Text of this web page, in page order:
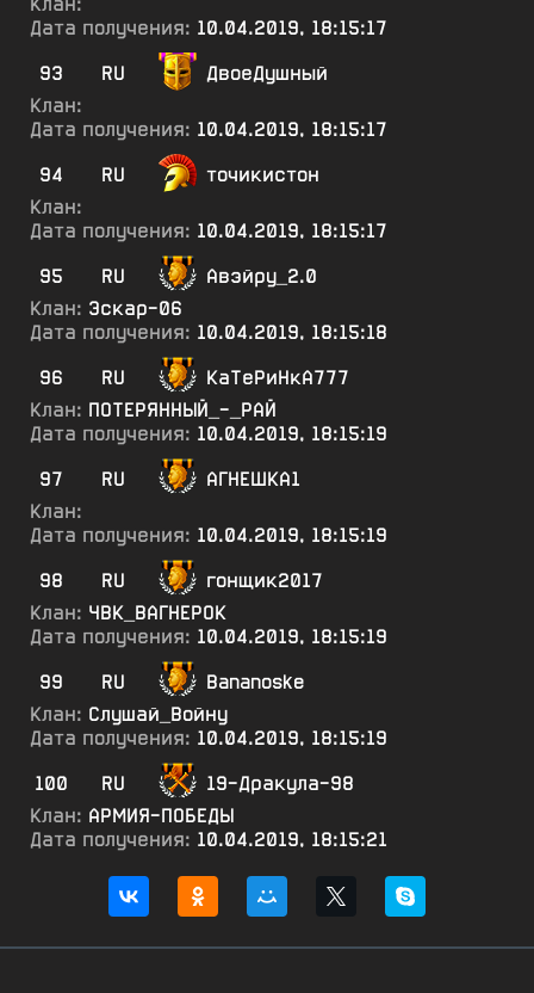
Дата получения: 10.04.2019, 18:15:17
93
RU
ДвоеДушный
Клан:
Дата получения: 10.04.2019, 18:15:17
94
RU
точикистон
Клан:
Дата получения: 10.04.2019, 18:15:17
95
RU
Авэйру_2.0
Клан: Эскар-06
Дата получения: 10.04.2019, 18:15:18
96
RU
КаТеРиНкА777
Клан: ПОТЕРЯННЫЙ_-_РАЙ
Дата получения: 10.04.2019, 18:15:19
97
RU
АГНЕШКА1
Клан:
Дата получения: 10.04.2019, 18:15:19
98
RU
гонщик2017
Клан: ЧВК_ВАГНЕРОК
Дата получения: 10.04.2019, 18:15:19
99
RU
Bananoske
Клан: Слушай_Войну
Дата получения: 10.04.2019, 18:15:19
100
RU
19-Дракула-98
Клан: АРМИЯ-ПОБЕДЫ
Дата получения: 10.04.2019, 18:15:21